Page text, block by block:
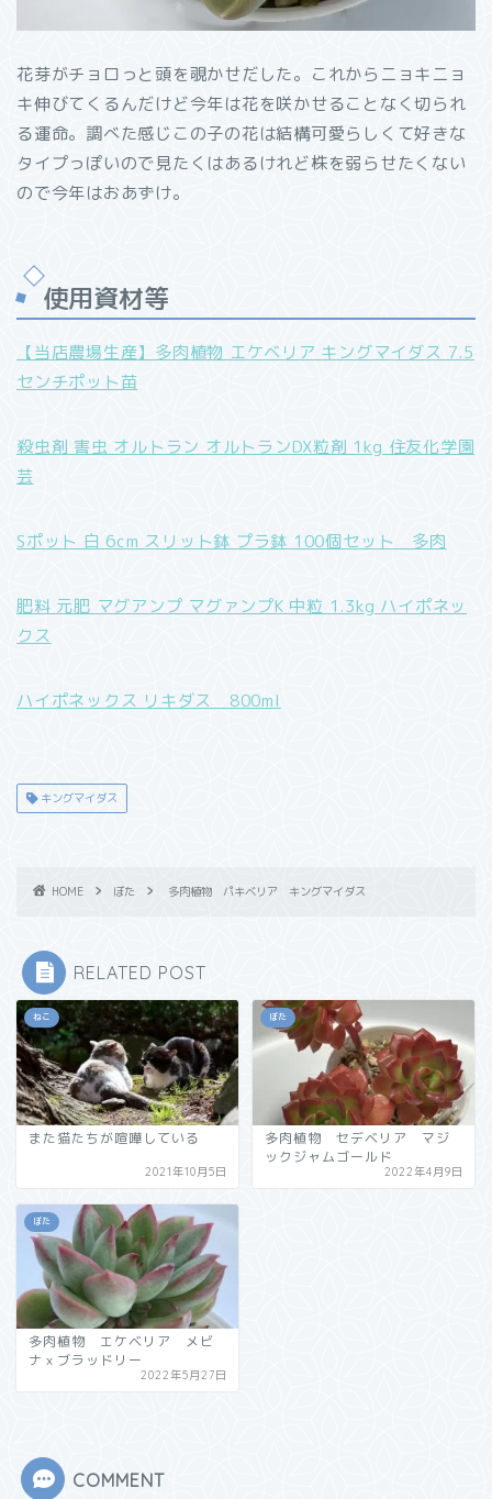
花芽がチョロっと頭を覗かせだした。これからニョキニョ
キ伸びてくるんだけど今年は花を咲かせることなく切られ
る運命。調べた感じこの子の花は結構可愛らしくて好きな
タイプっぽいので見たくはあるけれど株を弱らせたくない
ので今年はおあずけ。
使用資材等
【当店農場生産】多肉植物 エケベリア キングマイダス 7.5
センチポット苗
殺虫剤 害虫 オルトラン オルトランDX粒剤 1kg 住友化学園
芸
Sポット 白 6cm スリット鉢 プラ鉢 100個セット 多肉
肥料 元肥 マグアンプ マグァンプK 中粒 1.3kg ハイポネッ
クス
ハイポネックス リキダス 800ml
キングマイダス
HOME ぼた 多肉植物 パキベリア キングマイダス
RELATED POST
ねこ
また猫たちが喧嘩している
2021年10月5日
ぼた
多肉植物 セデベリア マジ
ックジャムゴールド
2022年4月9日
ぼた
多肉植物 エケベリア メビ
ナｘブラッドリー
2022年5月27日
COMMENT